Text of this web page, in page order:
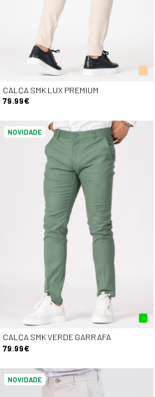
CALÇA SMK LUX PREMIUM
79.99€
NOVIDADE
CALÇA SMK VERDE GARRAFA
79.99€
NOVIDADE